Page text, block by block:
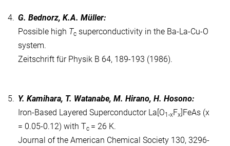
4. G. Bednorz, K.A. Müller:
Possible high Tc superconductivity in the Ba-La-Cu-O
system.
Zeitschrift für Physik B 64, 189-193 (1986).
5. Y. Kamihara, T. Watanabe, M. Hirano, H. Hosono:
Iron-Based Layered Superconductor La[O1-xFx ]FeAs (x
= 0.05-0.12) with Tc = 26 K.
Journal of the American Chemical Society 130, 3296-